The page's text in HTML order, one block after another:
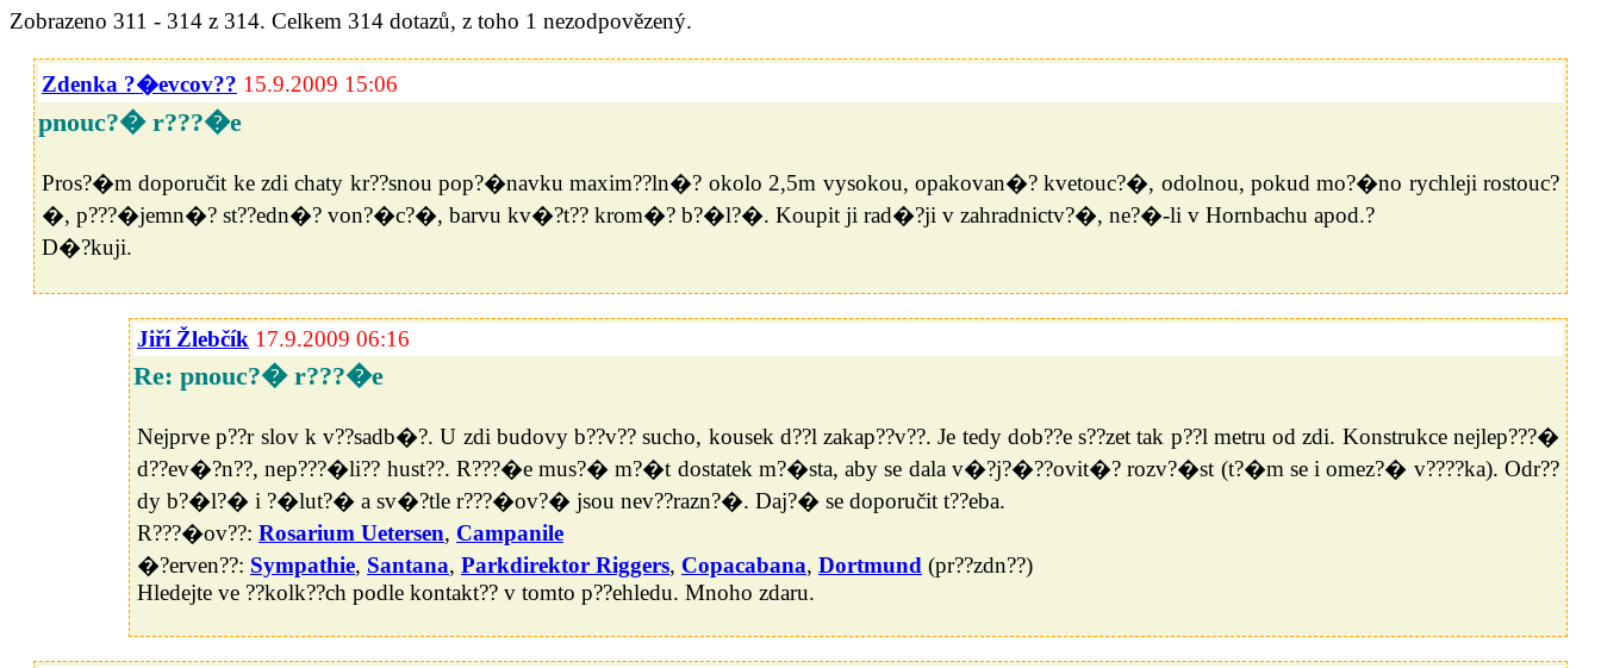
Zobrazeno 311 - 314 z 314. Celkem 314 dotazů, z toho 1 nezodpovězený.
Zdenka ?�evcov?? 15.9.2009 15:06
pnouc?� r???�e
Pros?�m doporučit ke zdi chaty kr??snou pop?�navku maxim??ln�? okolo 2,5m vysokou, opakovan�? kvetouc?�, odolnou, pokud mo?�no rychleji rostouc?
�, p???�jemn�? st??edn�? von?�c?�, barvu kv�?t?? krom�? b?�l?�. Koupit ji rad�?ji v zahradnictv?�, ne?�-li v Hornbachu apod.?
D�?kuji.
Jiří Žlebčík 17.9.2009 06:16
Re: pnouc?� r???�e
Nejprve p??r slov k v??sadb�?. U zdi budovy b??v?? sucho, kousek d??l zakap??v??. Je tedy dob??e s??zet tak p??l metru od zdi. Konstrukce nejlep???�
d??ev�?n??, nep???�li?? hust??. R???�e mus?� m?�t dostatek m?�sta, aby se dala v�?j?�??ovit�? rozv?�st (t?�m se i omez?� v????ka). Odr??
dy b?�l?� i ?�lut?� a sv�?tle r???�ov?� jsou nev??razn?�. Daj?� se doporučit t??eba.
R???�ov??: Rosarium Uetersen, Campanile
�?erven??: Sympathie, Santana, Parkdirektor Riggers, Copacabana, Dortmund (pr??zdn??)
Hledejte ve ??kolk??ch podle kontakt?? v tomto p??ehledu. Mnoho zdaru.